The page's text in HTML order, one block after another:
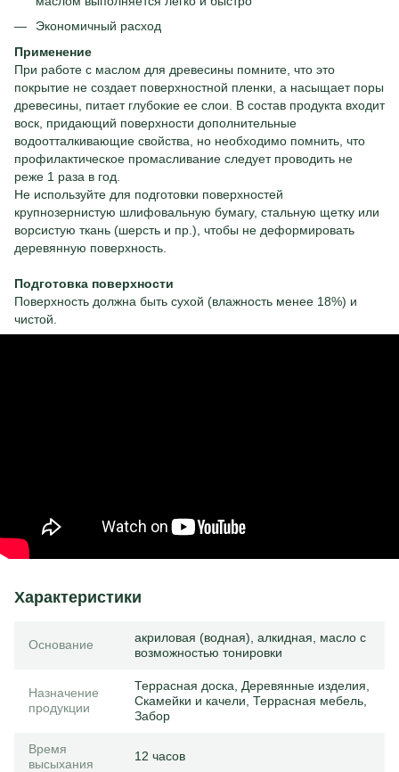
Экономичный расход
Применение
При работе с маслом для древесины помните, что это
покрытие не создает поверхностной пленки, а насыщает поры
древесины, питает глубокие ее слои. В состав продукта входит
воск, придающий поверхности дополнительные
водоотталкивающие свойства, но необходимо помнить, что
профилактическое промасливание следует проводить не
реже 1 раза в год.
Не используйте для подготовки поверхностей
крупнозернистую шлифовальную бумагу, стальную щетку или
ворсистую ткань (шерсть и пр.), чтобы не деформировать
деревянную поверхность.
Подготовка поверхности
Поверхность должна быть сухой (влажность менее 18%) и
чистой.
Характеристики
Основание
акриловая (водная), алкидная, масло с
возможностью тонировки
Назначение
продукции
Террасная доска, Деревянные изделия,
Скамейки и качели, Террасная мебель,
Забор
Время
высыхания
12 часов